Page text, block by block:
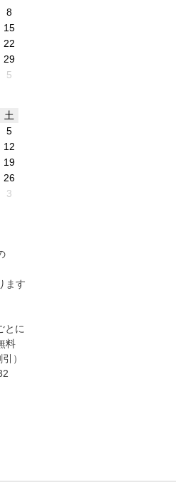
8
15
22
29
5
土
5
12
19
26
3
ます
とに
料
）